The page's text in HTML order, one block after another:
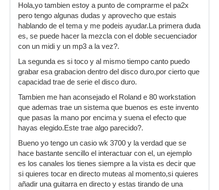
Hola,yo tambien estoy a punto de comprarme el pa2x
pero tengo algunas dudas y aprovecho que estais
hablando de el tema y me podeis ayudar.La primera duda
es, se puede hacer la mezcla con el doble secuenciador
con un midi y un mp3 a la vez?.
La segunda es si toco y al mismo tiempo canto puedo
grabar esa grabacion dentro del disco duro,por cierto que
capacidad trae de serie el disco duro.
Tambien me han aconsejado el Roland e 80 workstation
que ademas trae un sistema que buenos es este invento
que pasas la mano por encima y suena el efecto que
hayas elegido.Este trae algo parecido?.
Bueno yo tengo un casio wk 3700 y la verdad que se
hace bastante sencillo el interactuar con el, un ejemplo
es los canales los tienes siempre a la vista es decir que
si quieres tocar en directo muteas al momento,si quieres
añadir una guitarra en directo y estas tirando de una